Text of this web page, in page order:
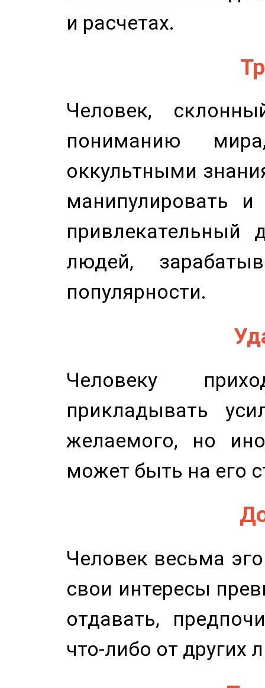
и расчетах.
Человек,
пониманию
оккультными
манипулировать
привлекательный
людей,
популярности.
Человеку
прикладывать
желаемого, но
может быть на его
Человек весьма
свои интересы
отдавать,
что-либо от других